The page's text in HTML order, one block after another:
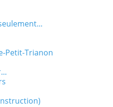
Petit-Trianon